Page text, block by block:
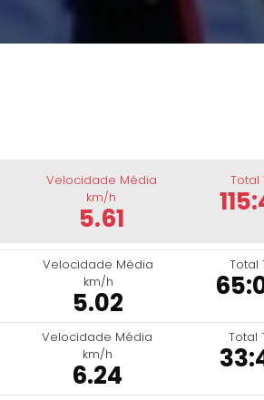
Velocidade Média
km/h
5.61
Total
Velocidade Média
km/h
5.02
Total
Velocidade Média
km/h
6.24
Total